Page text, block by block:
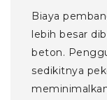
Biaya
lebih besar
beton.
sedikitnya